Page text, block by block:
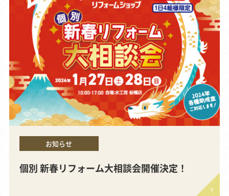
お知らせ
個別 新春リフォーム大相談会開催決定！